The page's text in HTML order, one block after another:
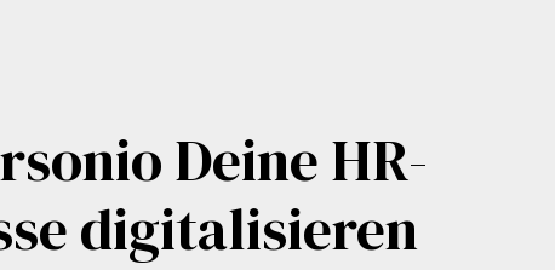
Deine HR-
digitalisieren